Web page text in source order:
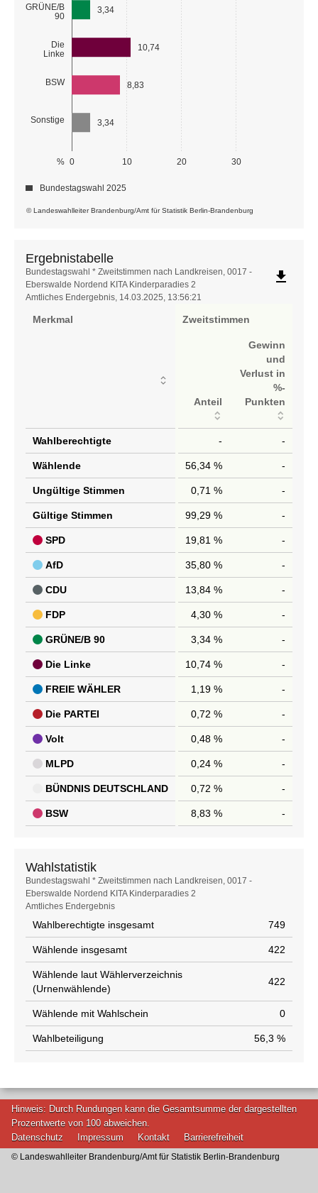
GRÜNE/B
90
Die
Linke
BSW
Sonstige
0 10 20 30
%
3,34
10,74
8,83
3,34
© Landeswahlleiter Brandenburg/Amt für Statistik Berlin-Brandenburg
Bundestagswahl 2025
Ergebnistabelle
Ergebnistabelle
Bundestagswahl * Zweitstimmen nach Landkreisen, 0017 -
Eberswalde Nordend KITA Kinderparadies 2
Amtliches Endergebnis, 14.03.2025, 13:56:21
file_download
Merkmal Zweitstimmen
Anteil
Gewinn
und
Verlust in
%-
Punkten
Wahlberechtigte - -
Wählende 56,34 % -
Ungültige Stimmen 0,71 % -
Gültige Stimmen 99,29 % -
SPD 19,81 % -
AfD 35,80 % -
CDU 13,84 % -
FDP 4,30 % -
GRÜNE/B 90 3,34 % -
Die Linke 10,74 % -
FREIE WÄHLER 1,19 % -
Die PARTEI 0,72 % -
Volt 0,48 % -
MLPD 0,24 % -
BÜNDNIS DEUTSCHLAND 0,72 % -
BSW 8,83 % -
Wahlstatistik
Wahlstatistik
Bundestagswahl * Zweitstimmen nach Landkreisen, 0017 -
Eberswalde Nordend KITA Kinderparadies 2
Amtliches Endergebnis
Wahlberechtigte insgesamt 749
Wählende insgesamt 422
Wählende laut Wählerverzeichnis
(Urnenwählende)
422
Wählende mit Wahlschein 0
Wahlbeteiligung 56,3 %
Hinweis: Durch Rundungen kann die Gesamtsumme der dargestellten
Prozentwerte von 100 abweichen.
Datenschutz
Impressum Kontakt Barrierefreiheit
© Landeswahlleiter Brandenburg/Amt für Statistik Berlin-Brandenburg